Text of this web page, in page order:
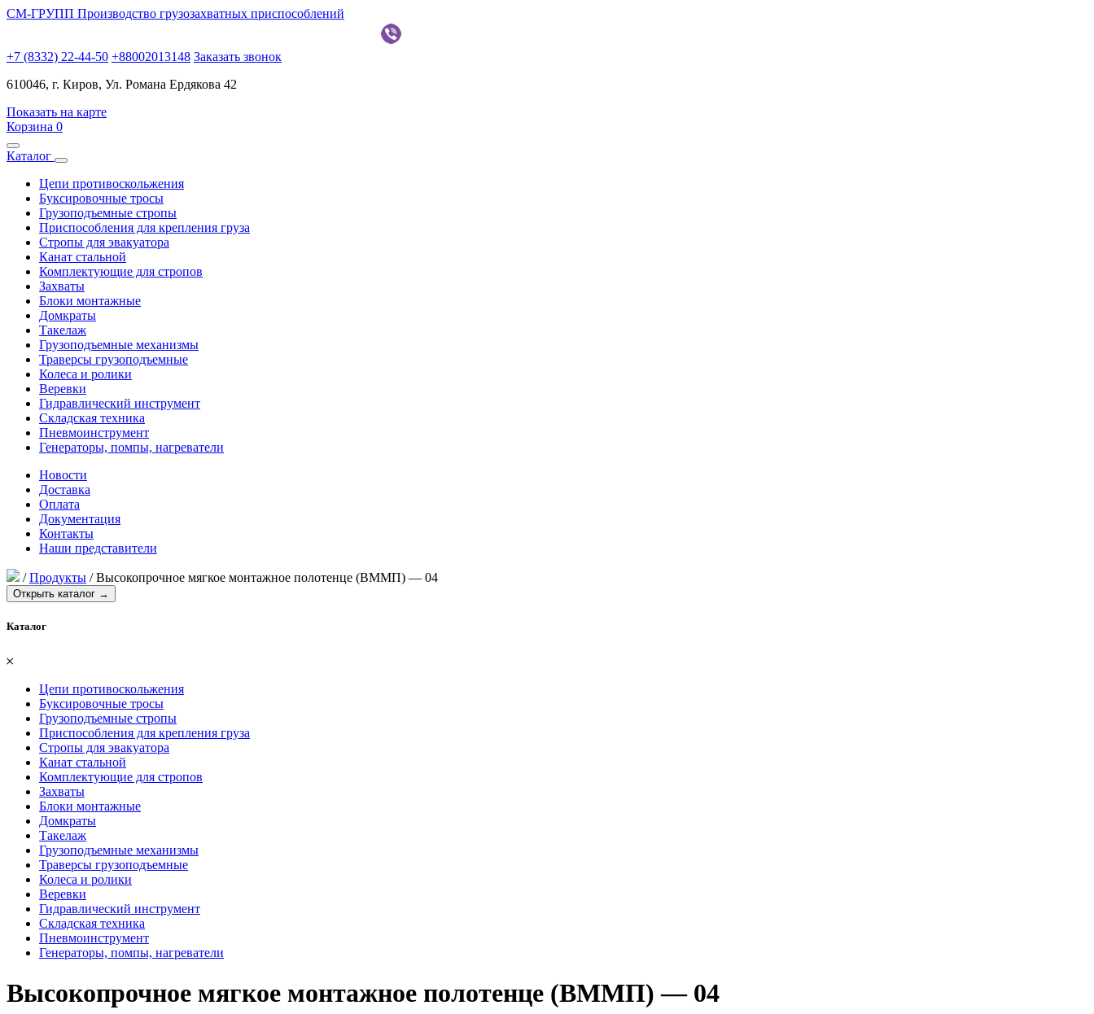
СМ-ГРУПП Производство грузозахватных приспособлений
+7 (8332) 22-44-50 +88002013148 Заказать звонок
610046, г. Киров, Ул. Романа Ердякова 42
Показать на карте
Корзина 0
Каталог
Цепи противоскольжения
Буксировочные тросы
Грузоподъемные стропы
Приспособления для крепления груза
Стропы для эвакуатора
Канат стальной
Комплектующие для стропов
Захваты
Блоки монтажные
Домкраты
Такелаж
Грузоподъемные механизмы
Траверсы грузоподъемные
Колеса и ролики
Веревки
Гидравлический инструмент
Складская техника
Пневмоинструмент
Генераторы, помпы, нагреватели
Новости
Доставка
Оплата
Документация
Контакты
Наши представители
/Продукты /Высокопрочное мягкое монтажное полотенце (ВММП) — 04
Открыть каталог →
Каталог
𐄂
Цепи противоскольжения
Буксировочные тросы
Грузоподъемные стропы
Приспособления для крепления груза
Стропы для эвакуатора
Канат стальной
Комплектующие для стропов
Захваты
Блоки монтажные
Домкраты
Такелаж
Грузоподъемные механизмы
Траверсы грузоподъемные
Колеса и ролики
Веревки
Гидравлический инструмент
Складская техника
Пневмоинструмент
Генераторы, помпы, нагреватели
Высокопрочное мягкое монтажное полотенце (ВММП) — 04